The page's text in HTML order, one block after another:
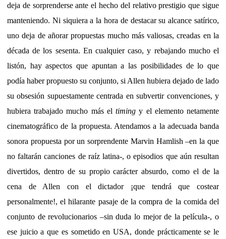
deja de sorprenderse ante el hecho del relativo prestigio que sigue
manteniendo. Ni siquiera a la hora de destacar su alcance satírico,
uno deja de añorar propuestas mucho más valiosas, creadas en la
década de los sesenta. En cualquier caso, y rebajando mucho el
listón, hay aspectos que apuntan a las posibilidades de lo que
podía haber propuesto su conjunto, si Allen hubiera dejado de lado
su obsesión supuestamente centrada en subvertir convenciones, y
hubiera trabajado mucho más eltiming y el elemento netamente
cinematográfico de la propuesta. Atendamos a la adecuada banda
sonora propuesta por un sorprendente Marvin Hamlish –en la que
no faltarán canciones de raíz latina-, o episodios que aún resultan
divertidos, dentro de su propio carácter absurdo, como el de la
cena de Allen con el dictador ¡que tendrá que costear
personalmente!, el hilarante pasaje de la compra de la comida del
conjunto de revolucionarios –sin duda lo mejor de la película-, o
ese juicio a que es sometido en USA, donde prácticamente se le